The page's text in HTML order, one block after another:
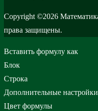
Copyright ©2026 Математика| Физика| Информатика . Все
права защищены.
Вставить формулу как
Блок
Строка
Дополнительные настройки
Цвет формулы